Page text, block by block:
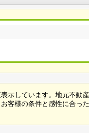
示しています。地元不動
客様の条件と感性に合っ